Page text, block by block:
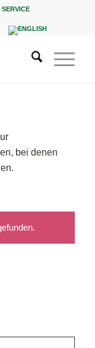
SERVICE
bei denen